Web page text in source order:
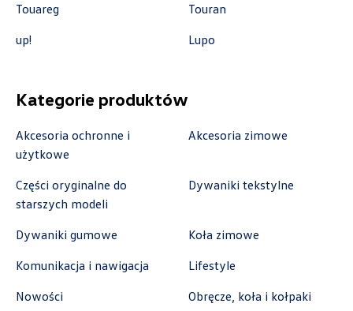
Auto-Gazda
marcin.fujawa@vw.auto-gazda.pl
Auto-Gazda
+48 326 614 000
anna.holyst@skoda.auto-gazda.pl
Touareg
Touran
up!
Lupo
Kategorie produktów
Akcesoria ochronne i
użytkowe
Akcesoria zimowe
Części oryginalne do
starszych modeli
Dywaniki tekstylne
Dywaniki gumowe
Koła zimowe
Komunikacja i nawigacja
Lifestyle
Nowości
Obręcze, koła i kołpaki